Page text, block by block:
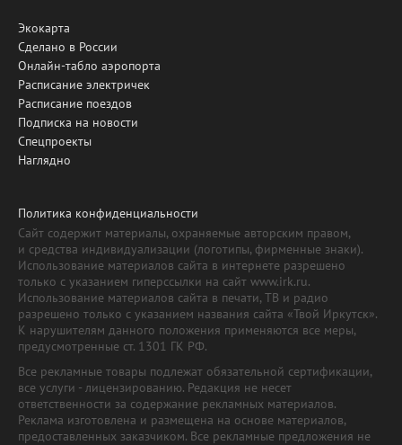
Экокарта
Сделано в России
Онлайн-табло аэропорта
Расписание электричек
Расписание поездов
Подписка на новости
Спецпроекты
Наглядно
Политика конфиденциальности
Сайт содержит материалы, охраняемые авторским правом,
и средства индивидуализации (логотипы, фирменные знаки).
Использование материалов сайта в интернете разрешено
только с указанием гиперссылки на сайт www.irk.ru.
Использование материалов сайта в печати, ТВ и радио
разрешено только с указанием названия сайта «Твой Иркутск».
К нарушителям данного положения применяются все меры,
предусмотренные ст. 1301 ГК РФ.
Все рекламные товары подлежат обязательной сертификации,
все услуги - лицензированию. Редакция не несет
ответственности за содержание рекламных материалов.
Реклама изготовлена и размещена на основе материалов,
предоставленных заказчиком. Все рекламные предложения не